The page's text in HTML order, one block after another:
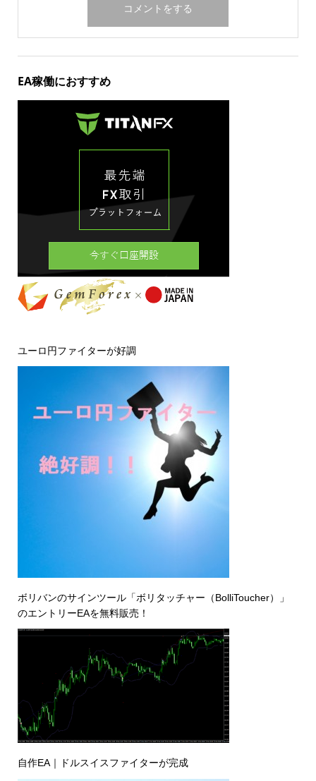
EA稼働におすすめ
ユーロ円ファイターが好調
ボリバンのサインツール「ボリタッチャー（BolliToucher）」
のエントリーEAを無料販売！
自作EA｜ドルスイスファイターが完成